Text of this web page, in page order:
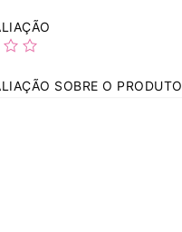
SOBRE O PRODUTO